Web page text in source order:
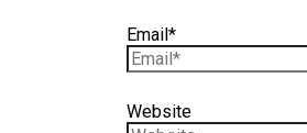
Email*
Website